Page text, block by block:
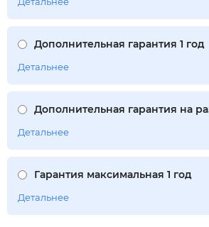
Дополнительная гарантия 1 год
Детальнее
Дополнительная гарантия на
Детальнее
Гарантия максимальная 1 год
Детальнее